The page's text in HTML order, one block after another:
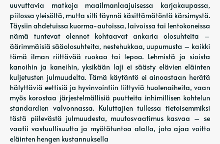
uuvuttavia matkoja maailmanlaajuisessa karjakaupassa,
piilossa yleisöltä, mutta silti täynnä käsittämätöntä kärsimystä.
Täysiin ahdetuissa kuorma-autoissa, laivoissa tai lentokoneissa
nämä tuntevat olennot kohtaavat ankaria olosuhteita –
äärimmäisiä sääolosuhteita, nestehukkaa, uupumusta – kaikki
tämä ilman riittävää ruokaa tai lepoa. Lehmistä ja sioista
kanoihin ja kaneihin, yksikään laji ei säästy elävien eläinten
kuljetusten julmuudelta. Tämä käytäntö ei ainoastaan ​​herätä
hälyttäviä eettisiä ja hyvinvointiin liittyviä huolenaiheita, vaan
myös korostaa järjestelmällisiä puutteita inhimillisen kohtelun
standardien valvonnassa. Kuluttajien tullessa tietoisemmiksi
tästä piilevästä julmuudesta, muutosvaatimus kasvaa – se
vaatii vastuullisuutta ja myötätuntoa alalla, jota ajaa voitto
eläinten hengen kustannuksella